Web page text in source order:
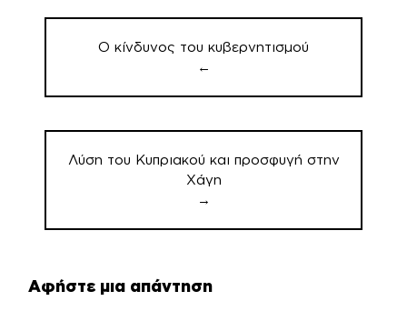
Πλοήγηση
άρθρωνΟ κίνδυνος του κυβερνητισμού
←
Λύση του Κυπριακού και προσφυγή στην
Χάγη
→
Αφήστε μια απάντηση